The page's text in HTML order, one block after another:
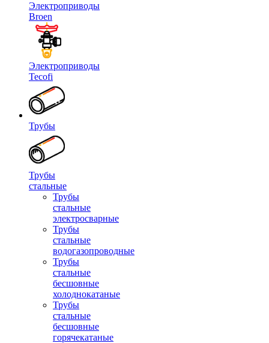
Электроприводы
Broen
Электроприводы
Tecofi
Трубы
Трубы
стальные
Трубы
стальные
электросварные
Трубы
стальные
водогазопроводные
Трубы
стальные
бесшовные
холоднокатаные
Трубы
стальные
бесшовные
горячекатаные